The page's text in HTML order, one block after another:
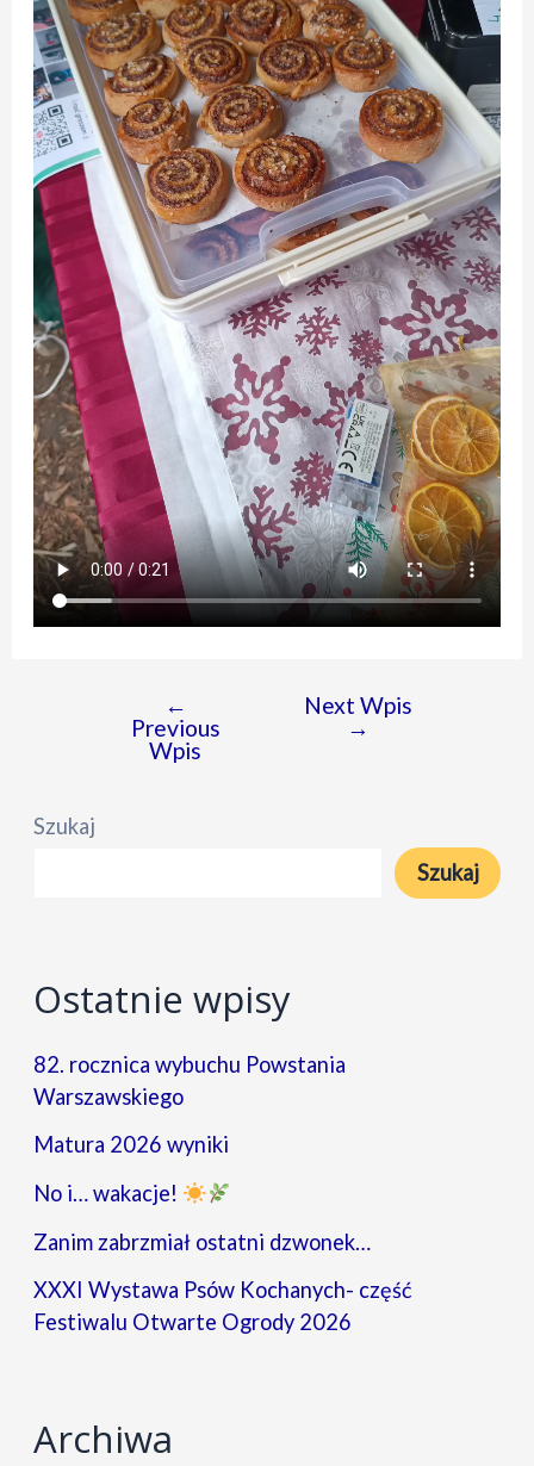
Nawigacja
←
Previous
Wpis
Next Wpis
→
Szukaj
Szukaj
Ostatnie wpisy
82. rocznica wybuchu Powstania
Warszawskiego
Matura 2026 wyniki
No i… wakacje!
Zanim zabrzmiał ostatni dzwonek…
XXXI Wystawa Psów Kochanych- część
Festiwalu Otwarte Ogrody 2026
Archiwa